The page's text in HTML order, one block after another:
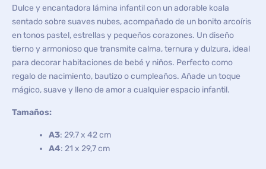
Dulce y encantadora lámina infantil con un adorable koala
sentado sobre suaves nubes, acompañado de un bonito arcoíris
en tonos pastel, estrellas y pequeños corazones. Un diseño
tierno y armonioso que transmite calma, ternura y dulzura, ideal
para decorar habitaciones de bebé y niños. Perfecto como
regalo de nacimiento, bautizo o cumpleaños. Añade un toque
mágico, suave y lleno de amor a cualquier espacio infantil.
Tamaños:
A3: 29,7 x 42 cm
A4: 21 x 29,7 cm